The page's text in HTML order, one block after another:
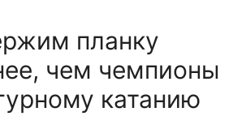
планку
чем чемпионы
катанию